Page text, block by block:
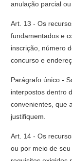
anulação parcial
Art. 13 - Os
fundamentados e
inscrição, número
concurso e
Parágrafo único -
interpostos dentro
convenientes, que
justifiquem.
Art. 14 - Os
ou por meio de